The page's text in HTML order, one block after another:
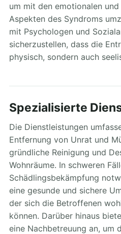
um mit den emotionalen
Aspekten des Syndroms
mit Psychologen und
sicherzustellen, dass die
physisch, sondern auch
Spezialisierte
Die Dienstleistungen
Entfernung von Unrat und
gründliche Reinigung und
Wohnräume. In schweren
Schädlingsbekämpfung
eine gesunde und sichere
der sich die Betroffenen
können. Darüber hinaus
eine Nachbetreuung an, um